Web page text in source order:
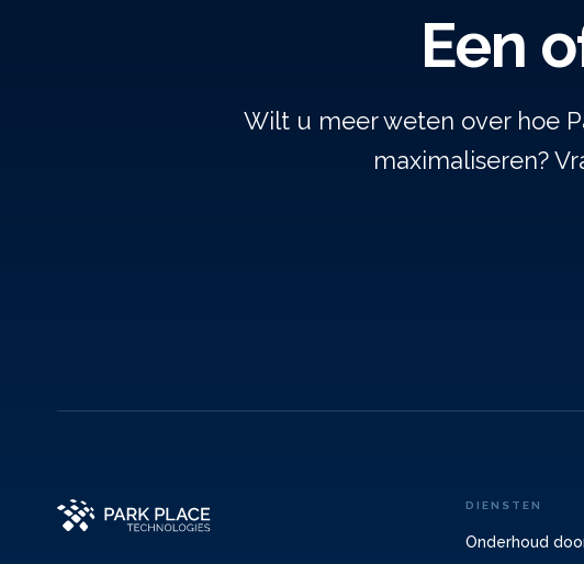
Een
Wilt u meer weten over hoe
maximaliseren?
DIENSTEN
Onderhoud